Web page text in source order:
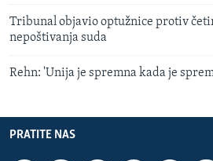
Tribunal objavio optužnice protiv
nepoštivanja suda
Rehn: 'Unija je spremna kada je
PRATITE NAS